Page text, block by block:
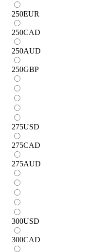
250EUR
250CAD
250AUD
250GBP
275USD
275CAD
275AUD
300USD
300CAD